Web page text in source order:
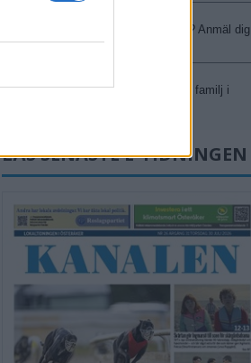
Är du nyfiken på livets stora frågor? Anmäl dig
Sommarkyrka på Påta för barn och familj i
LÄS SENASTE E-TIDNINGEN